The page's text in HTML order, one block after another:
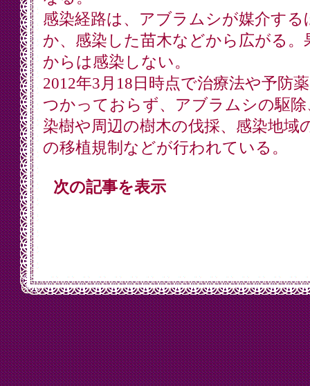
感染経路は、アブラムシが媒介する
か、感染した苗木などから広がる。
からは感染しない。
2012年3月18日時点で治療法や予防
つかっておらず、アブラムシの駆除
染樹や周辺の樹木の伐採、感染地域
の移植規制などが行われている。
次の記事を表示